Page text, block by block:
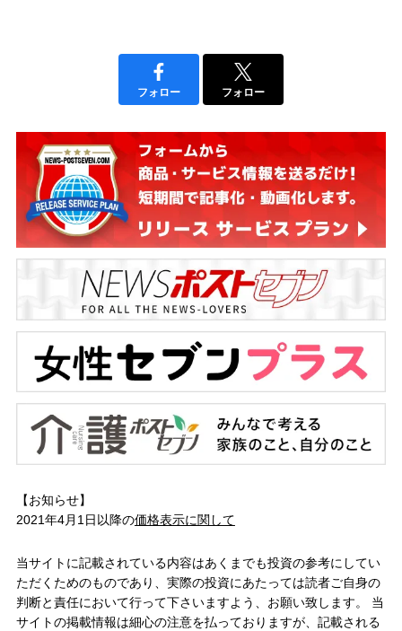
フォロー フォロー
【お知らせ】
2021年4月1日以降の価格表示に関して
当サイトに記載されている内容はあくまでも投資の参考にしてい
ただくためのものであり、実際の投資にあたっては読者ご自身の
判断と責任において行って下さいますよう、お願い致します。 当
サイトの掲載情報は細心の注意を払っておりますが、記載される